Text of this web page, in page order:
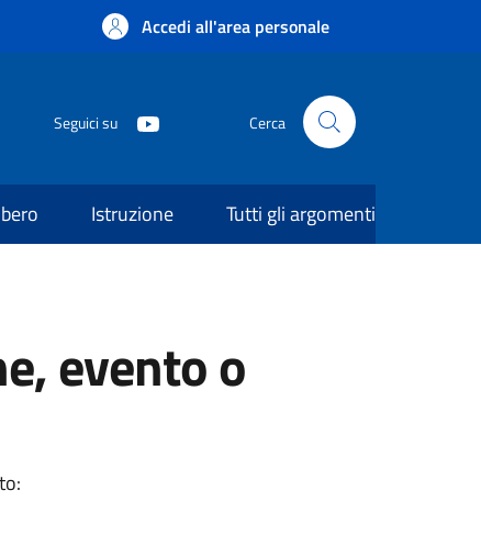
Accedi all'area personale
Seguici su Cerca
Istruzione Tutti gli argomenti
evento o